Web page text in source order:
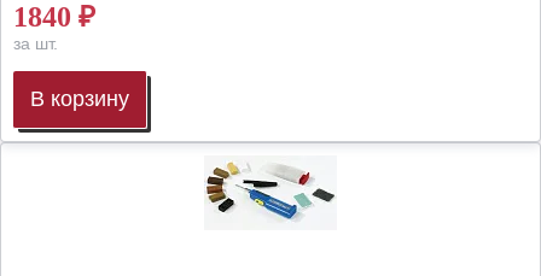
1840 ₽
за шт.
В корзину